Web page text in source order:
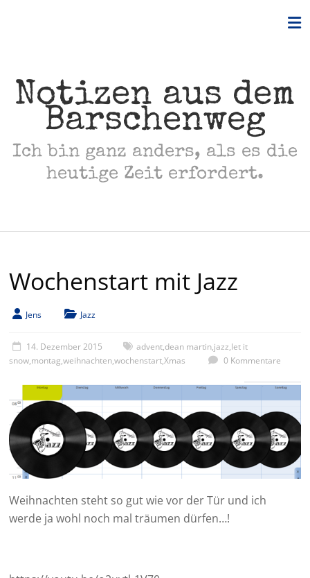
Notizen aus dem
Barschenweg
Ich bin ganz anders, als es die
heutige Zeit erfordert.
Wochenstart mit Jazz
Jens Jazz
14. Dezember 2015 advent,dean martin,jazz,let it
snow,montag,weihnachten,wochenstart,Xmas 0 Kommentare
Weihnachten steht so gut wie vor der Tür und ich
werde ja wohl noch mal träumen dürfen…!